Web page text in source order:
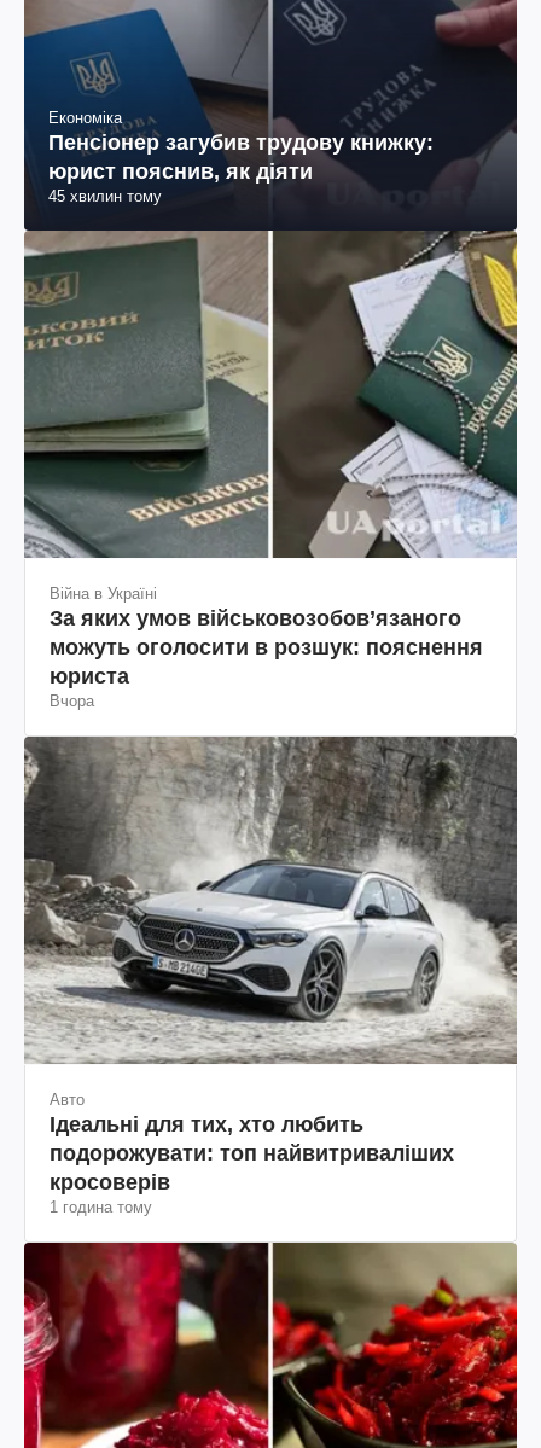
Економіка
Пенсіонер загубив трудову книжку:
юрист пояснив, як діяти
45 хвилин тому
Війна в Україні
За яких умов військовозобов’язаного
можуть оголосити в розшук: пояснення
юриста
Вчора
Авто
Ідеальні для тих, хто любить
подорожувати: топ найвитриваліших
кросоверів
1 година тому